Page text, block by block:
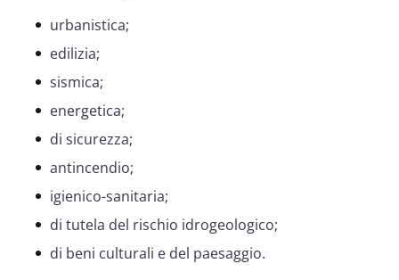
urbanistica;
edilizia;
sismica;
energetica;
di sicurezza;
antincendio;
igienico-sanitaria;
di tutela del rischio idrogeologico;
di beni culturali e del paesaggio.